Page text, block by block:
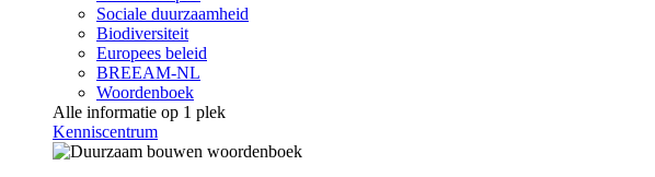
Sociale duurzaamheid
Biodiversiteit
Europees beleid
BREEAM-NL
Woordenboek
Alle informatie op 1 plek
Kenniscentrum